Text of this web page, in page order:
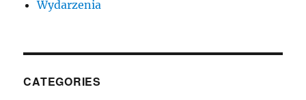
Wydarzenia
CATEGORIES